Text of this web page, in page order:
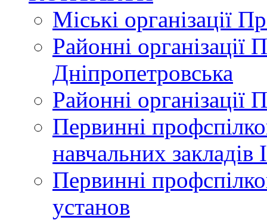
Міські організації
Районні організації
Дніпропетровська
Районні організації
Первинні
навчальних закладів
Первинні
установ